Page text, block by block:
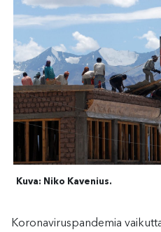
Kuva: Niko Kavenius.
Koronaviruspandemia